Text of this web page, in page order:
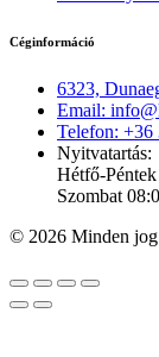
Céginformáció
6323,
Email:
Telefon: +36
Nyitvatartás:
Hétfő-
Szombat
© 2026 Minden jog